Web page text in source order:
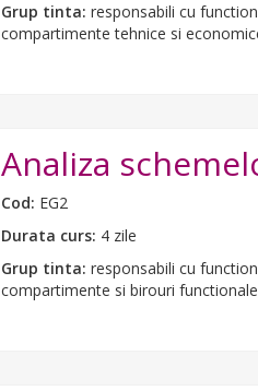
Grup tinta: responsabili cu
compartimente tehnice si
Analiza
Cod: EG2
Durata curs: 4 zile
Grup tinta: responsabili cu
compartimente si birouri